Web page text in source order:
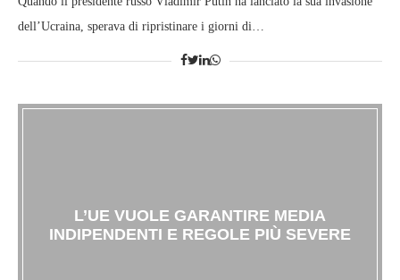
dell’Ucraina, sperava di ripristinare i giorni di…
L’UE VUOLE GARANTIRE MEDIA
INDIPENDENTI E REGOLE PIÙ SEVERE